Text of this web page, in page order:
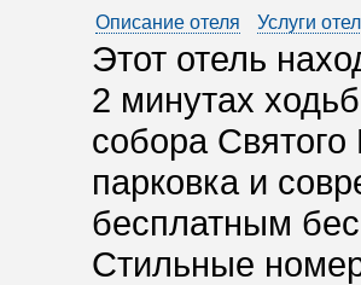
Описание отеля Услуги
Этот отель
2 минутах
собора Святого
парковка и
бесплатным
Стильные